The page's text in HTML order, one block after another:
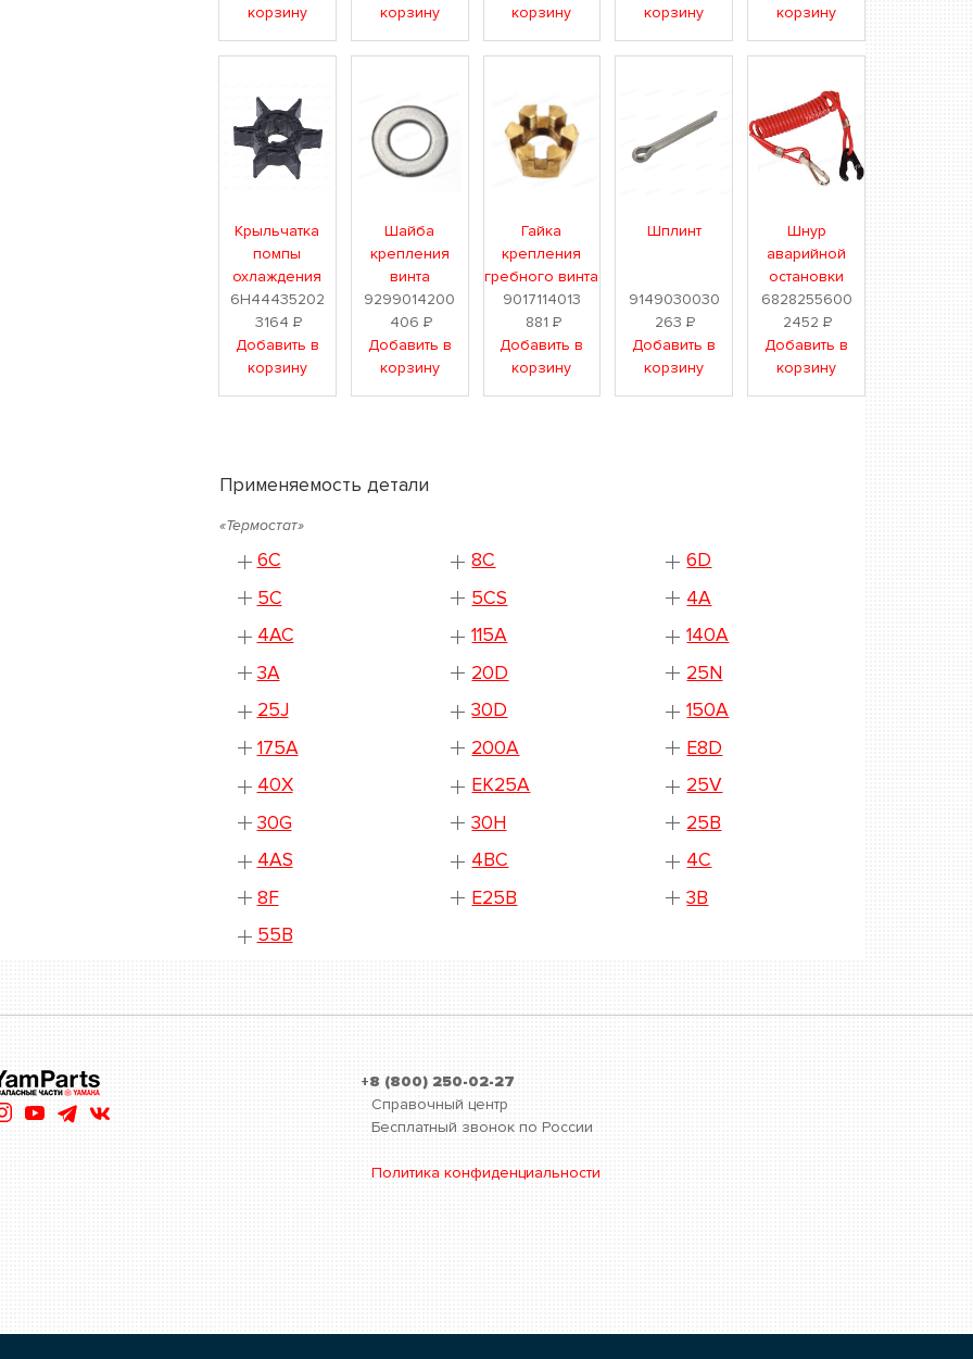
корзину
корзину
корзину
корзину
корзину
Крыльчатка
помпы
охлаждения
6H44435202
3164Р
Добавить в
корзину
Шайба
крепления
винта
9299014200
406 Р
Добавить в
корзину
Гайка
крепления
гребного винта
9017114013
881 Р
Добавить в
корзину
Шплинт
9149030030
263Р
Добавить в
корзину
Шнур
аварийной
остановки
6828255600
2452Р
Добавить в
корзину
Применяемость детали
«Термостат»
6C 8C
6D
5C
5CS
4A
4AC
115A
140A
3A
20D
25N
25J
30D
150A
175A
200A
E8D
40X
EK25A
25V
30G
30H
25B
4AS
4BC
4C
8F
E25B
3B
55B
+8 (800) 250-02-27
Справочный центр
Бесплатный звонок по России
Политика конфиденциальности